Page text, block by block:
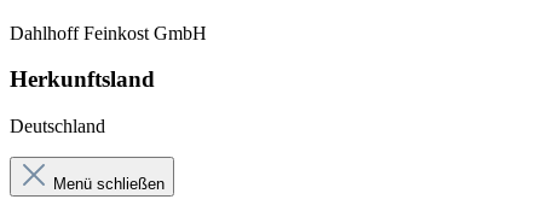
Dahlhoff Feinkost GmbH
Herkunftsland
Deutschland
Menü schließen